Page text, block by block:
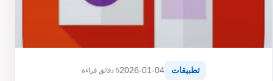
تطبيقات 2026-01-045 دقائق قراءة